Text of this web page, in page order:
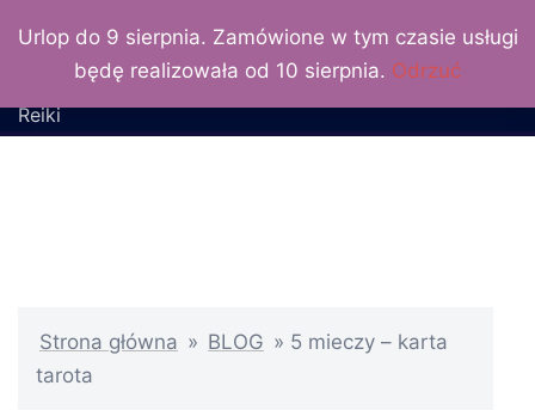
Urlop do 9 sierpnia. Zamówione w tym czasie usługi
będę realizowała od 10 sierpnia. Odrzuć
doKatarzyna Zielińska –
wróżka, numerolog, Mistrz
Reiki
Strona główna » BLOG » 5 mieczy – karta
tarota